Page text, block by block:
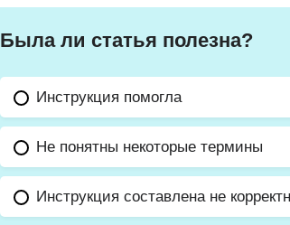
Была ли статья полезна?
Инструкция помогла
Не понятны некоторые термины
Инструкция составлена не